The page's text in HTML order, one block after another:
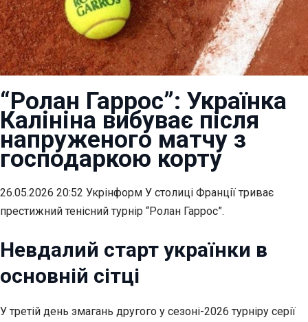
“Ролан Гаррос”: Українка
Калініна вибуває після
напруженого матчу з
господаркою корту
26.05.2026 20:52 Укрінформ У столиці Франції триває
престижний тенісний турнір “Ролан Гаррос”.
Невдалий старт українки в
основній сітці
У третій день змагань другого у сезоні-2026 турніру серії